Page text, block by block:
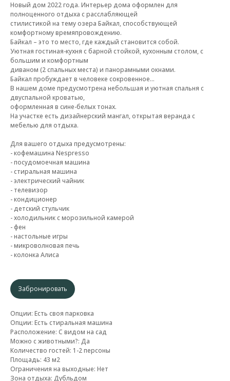
Новый дом 2022 года. Интерьер дома оформлен для
полноценного отдыха с расслабляющей
стилистикой на тему озера Байкал, способствующей
комфортному времяпровождению.
Байкал – это то место, где каждый становится собой.
Уютная гостиная-кухня с барной стойкой, кухонным столом, с
большим и комфортным
диваном (2 спальных места) и панорамными окнами.
Байкал пробуждает в человеке сокровенное…
В нашем доме предусмотрена небольшая и уютная спальня с
двуспальной кроватью,
оформленная в сине-белых тонах.
На участке есть дизайнерский мангал, открытая веранда с
мебелью для отдыха.
Для вашего отдыха предусмотрены:
- кофемашина Nespresso
- посудомоечная машина
- стиральная машина
- электрический чайник
- телевизор
- кондиционер
- детский стульчик
- холодильник с морозильной камерой
- фен
- настольные игры
- микроволновая печь
- колонка Алиса
Забронировать
Опции: Есть своя парковка
Опции: Есть стиральная машина
Расположение: С видом на сад
Можно с животными?: Да
Количество гостей: 1-2 персоны
Площадь: 43 м2
Ограничения на выходные: Нет
Зона отдыха: Дубльдом